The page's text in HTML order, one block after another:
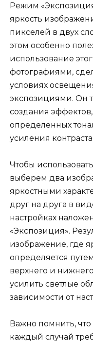
Режим
яркость
пикселей в двух
этом особенно
использование
фотографиями,
условиях
экспозициями. Он
создания
определенных
усиления контраста.
Чтобы
выберем два
яркостными
друг на друга в
настройках
«Экспозиция».
изображение, где
определяется
верхнего и
усилить светлые
зависимости от
Важно помнить,
каждый случай